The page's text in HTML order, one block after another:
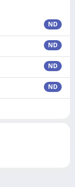
ND
ND
ND
ND